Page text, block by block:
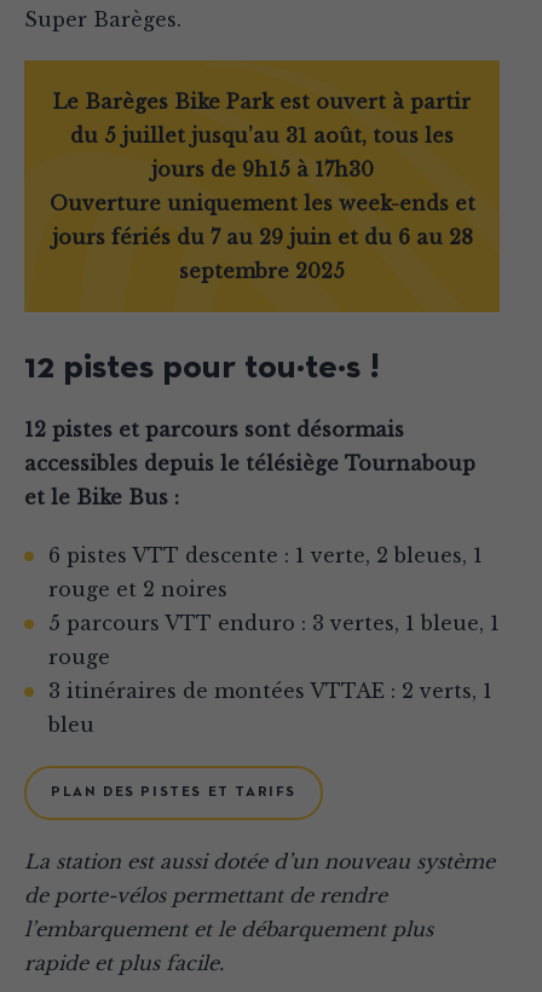
Super Barèges.
Le Barèges Bike Park est ouvert à partir
du 5 juillet jusqu’au 31 août, tous les
jours de 9h15 à 17h30
Ouverture uniquement les week-ends et
jours fériés du 7 au 29 juin et du 6 au 28
septembre 2025
12 pistes pour tou·te·s !
12 pistes et parcours sont désormais
accessibles depuis le télésiège Tournaboup
et le Bike Bus :
6 pistes VTT descente : 1 verte, 2 bleues, 1
rouge et 2 noires
5 parcours VTT enduro : 3 vertes, 1 bleue, 1
rouge
3 itinéraires de montées VTTAE : 2 verts, 1
bleu
PLAN DES PISTES ET TARIFS
La station est aussi dotée d’un nouveau système
de porte-vélos permettant de rendre
l’embarquement et le débarquement plus
rapide et plus facile.